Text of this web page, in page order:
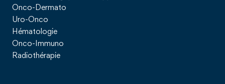
Onco-Dermato
Uro-Onco
Hématologie
Onco-Immuno
Radiothérapie